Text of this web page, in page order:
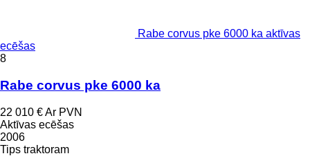
Rabe corvus pke 6000 ka aktīvas
ecēšas
8
Rabe corvus pke 6000 ka
22 010 €Ar PVN
Aktīvas ecēšas
2006
Tips traktoram